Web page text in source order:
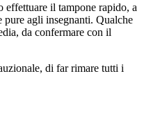
effettuare il tampone rapido, a
pure agli insegnanti. Qualche
da confermare con il
di far rimare tutti i